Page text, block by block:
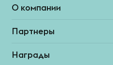
О компании
Партнеры
Награды